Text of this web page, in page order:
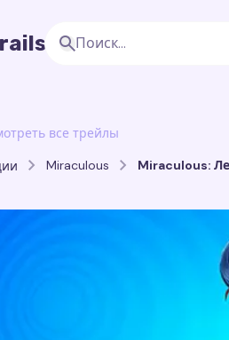
все трейлы
Miraculous Miraculous: